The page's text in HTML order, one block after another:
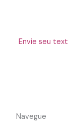
Envie seu
Navegue